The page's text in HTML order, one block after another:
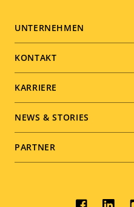
Footer
menu
UNTERNEHMEN
KONTAKT
KARRIERE
NEWS & STORIES
PARTNER